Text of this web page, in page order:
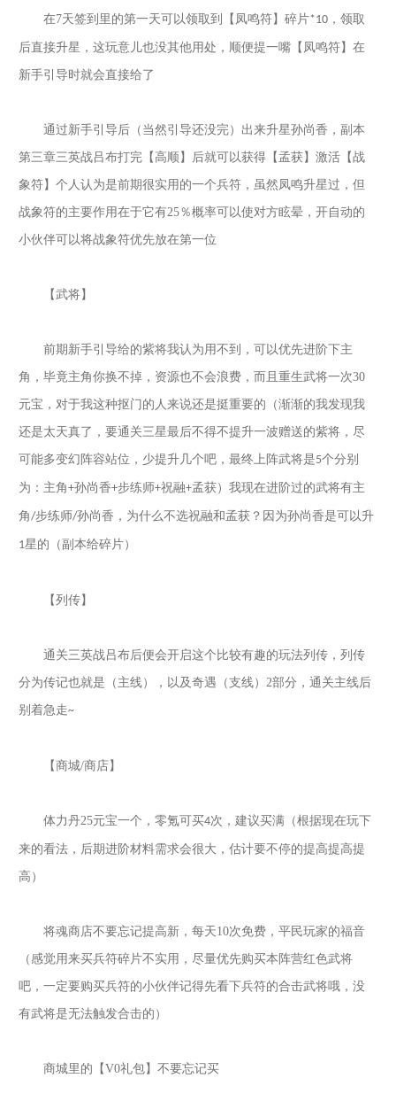
在7天签到里的第一天可以领取到【凤鸣符】碎片*10 ，领取
后直接升星，这玩意儿也没其他用处，顺便提一嘴【凤鸣符】在
新手引导时就会直接给了
通过新手引导后（当然引导还没完）出来升星孙尚香，副本
第三章三英战吕布打完【高顺】后就可以获得【孟获】激活【战
象符】个人认为是前期很实用的一个兵符，虽然凤鸣升星过，但
战象符的主要作用在于它有25％概率可以使对方眩晕，开自动的
小伙伴可以将战象符优先放在第一位
【武将】
前期新手引导给的紫将我认为用不到，可以优先进阶下主
角，毕竟主角你换不掉，资源也不会浪费，而且重生武将一次30
元宝，对于我这种抠门的人来说还是挺重要的（渐渐的我发现我
还是太天真了，要通关三星最后不得不提升一波赠送的紫将，尽
可能多变幻阵容站位，少提升几个吧，最终上阵武将是5个分别
为：主角+孙尚香+步练师+祝融+孟获）我现在进阶过的武将有主
角/步练师/孙尚香，为什么不选祝融和孟获？因为孙尚香是可以升
1星的（副本给碎片）
【列传】
通关三英战吕布后便会开启这个比较有趣的玩法列传，列传
分为传记也就是（主线），以及奇遇（支线） 2部分，通关主线后
别着急走~
【商城/商店】
体力丹25元宝一个，零氪可买4次，建议买满（根据现在玩下
来的看法，后期进阶材料需求会很大，估计要不停的提高提高提
高）
将魂商店不要忘记提高新，每天10次免费，平民玩家的福音
（感觉用来买兵符碎片不实用，尽量优先购买本阵营红色武将
吧，一定要购买兵符的小伙伴记得先看下兵符的合击武将哦，没
有武将是无法触发合击的）
商城里的【V0礼包】不要忘记买